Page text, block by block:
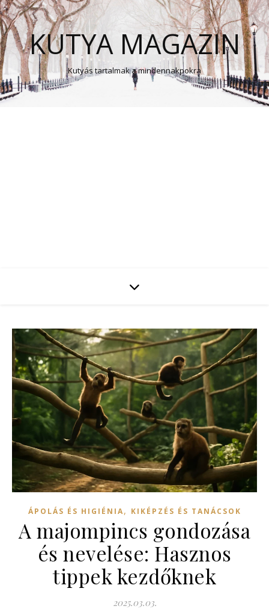
KUTYA MAGAZIN
Kutyás tartalmak a mindennakpokra
ÁPOLÁS ÉS HIGIÉNIA, KIKÉPZÉS ÉS TANÁCSOK
A majompincs gondozása
és nevelése: Hasznos
tippek kezdőknek
2025.03.03.